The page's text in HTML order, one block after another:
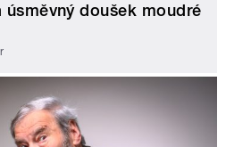
úsměvný doušek moudré